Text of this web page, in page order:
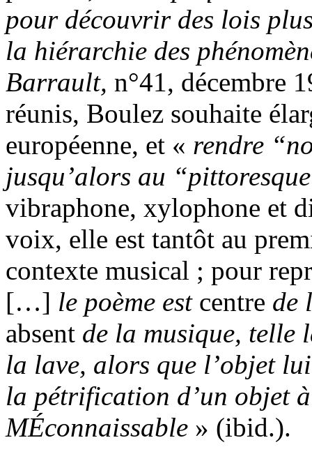
pour découvrir des lois
la hiérarchie des
Barrault, n°41, décembre
réunis, Boulez souhaite
européenne, et « rendre
jusqu’alors au
vibraphone, xylophone et
voix, elle est tantôt au
contexte musical ; pour
[…] le poème est centre de
absent de la musique, telle
la lave, alors que l’objet
la pétrification d’un objet
MÉconnaissable » (ibid.).